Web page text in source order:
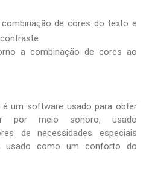
de cores do texto e
a combinação de cores ao
usado para obter
por meio sonoro, usado
de necessidades especiais
usado como um conforto do